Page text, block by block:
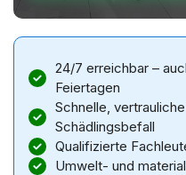
24/7 erreichbar –
Feiertagen
Schnelle,
Schädlingsbefall
Qualifizierte
Umwelt- und